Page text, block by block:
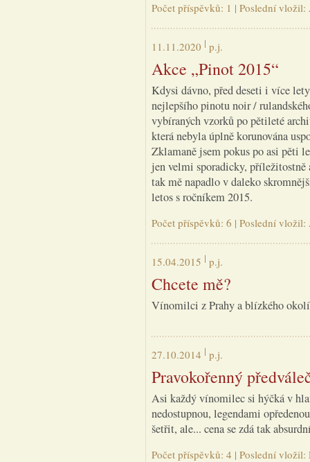
Počet příspěvků: 1 | Poslední
11.11.2020 p.j.
Akce „Pinot 2015“
Kdysi dávno, před deseti i více
nejlepšího pinotu noir /
vybíraných vzorků po pětileté
která nebyla úplně korunována
Zklamaně jsem pokus po asi pěti
jen velmi sporadicky, příležitostně
tak mě napadlo v daleko
letos s ročníkem 2015.
Počet příspěvků: 6 | Poslední
15.04.2015 p.j.
Chcete mě?
Vínomilci z Prahy a blízkého
27.10.2014 p.j.
Pravokořenný
Asi každý vínomilec si hýčká v
nedostupnou, legendami
šetřit, ale... cena se zdá tak
Počet příspěvků: 4 | Poslední